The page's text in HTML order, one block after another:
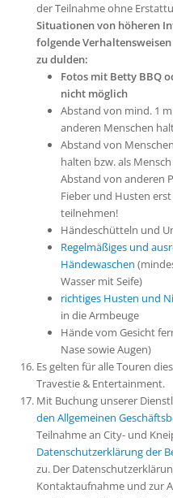
der Teilnahme ohne
Situationen von höheren
folgende
zu dulden:
Fotos mit Betty BBQ
nicht möglich
Abstand von mind. 1
anderen Menschen
Abstand von
halten bzw. als
Abstand von anderen
Fieber und Husten
teilnehmen!
Händeschütteln und
Regelmäßiges und
Händewaschen
Wasser mit Seife)
richtiges Husten und
in die Armbeuge
Hände vom Gesicht
Nase sowie Augen)
Es gelten für alle Touren
Travestie & Entertainment.
Mit Buchung unserer
den Allgemeinen
Teilnahme an City- und
Datenschutzerklärung der
zu. Der
Kontaktaufnahme und zur